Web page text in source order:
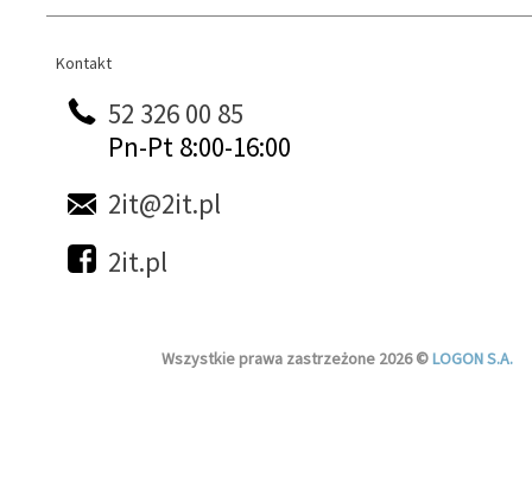
Kontakt
Kontakt
52 326 00 85
Pn-Pt 8:00-16:00
2it@2it.pl
2it.pl
Wszystkie prawa zastrzeżone 2026 ©LOGON S.A.